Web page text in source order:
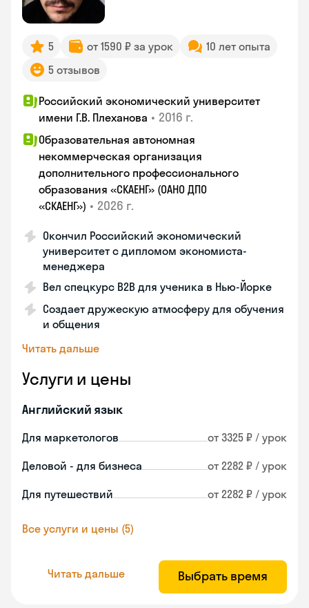
5 от 1590 ₽ за урок
10 лет опыта
5 отзывов
Российский экономический университет
имени Г.В. Плеханова • 2016 г.
Образовательная автономная
некоммерческая организация
дополнительного профессионального
образования «СКАЕНГ» (ОАНО ДПО
«СКАЕНГ») • 2026 г.
Окончил Российский экономический
университет с дипломом экономиста-
менеджера
Вел спецкурс B2B для ученика в Нью-Йорке
Создает дружескую атмосферу для обучения
и общения
Читать дальше
Услуги и цены
Английский язык
Для маркетологов от 3325 ₽ / урок
Деловой - для бизнеса от 2282 ₽ / урок
Для путешествий от 2282 ₽ / урок
Все услуги и цены (5)
Читать дальше Выбрать время